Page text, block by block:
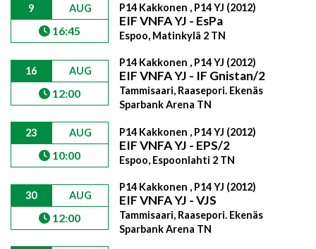
9 AUG
16:45
P14 Kakkonen , P14 YJ (2012)
EIF VNFA YJ - EsPa
Espoo, Matinkylä 2 TN
16 AUG
12:00
P14 Kakkonen , P14 YJ (2012)
EIF VNFA YJ - IF Gnistan/2
Tammisaari, Raasepori. Ekenäs
Sparbank Arena TN
23 AUG
10:00
P14 Kakkonen , P14 YJ (2012)
EIF VNFA YJ - EPS/2
Espoo, Espoonlahti 2 TN
30 AUG
12:00
P14 Kakkonen , P14 YJ (2012)
EIF VNFA YJ - VJS
Tammisaari, Raasepori. Ekenäs
Sparbank Arena TN